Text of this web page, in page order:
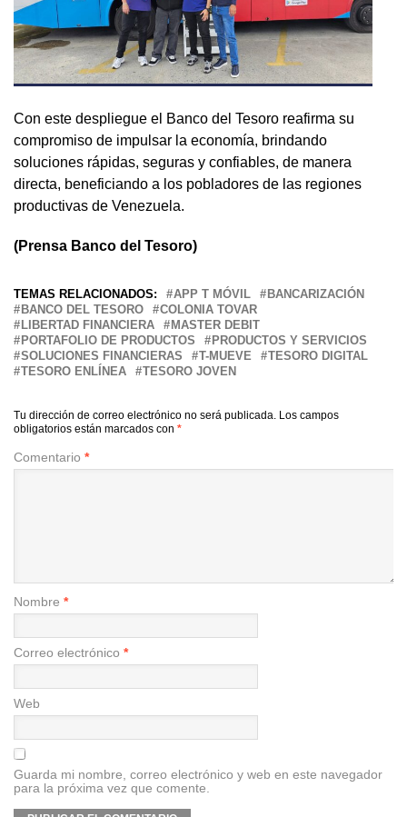
Con este despliegue el Banco del Tesoro reafirma su
compromiso de impulsar la economía, brindando
soluciones rápidas, seguras y confiables, de manera
directa, beneficiando a los pobladores de las regiones
productivas de Venezuela.
(Prensa Banco del Tesoro)
TEMAS RELACIONADOS: APP T MÓVIL
BANCARIZACIÓN
BANCO DEL TESORO
COLONIA TOVAR
LIBERTAD FINANCIERA
MASTER DEBIT
PORTAFOLIO DE PRODUCTOS
PRODUCTOS Y SERVICIOS
SOLUCIONES FINANCIERAS
T-MUEVE
TESORO DIGITAL
TESORO ENLÍNEA
TESORO JOVEN
Tu dirección de correo electrónico no será publicada. Los campos
obligatorios están marcados con *
Comentario *
Nombre *
Correo electrónico *
Web
Guarda mi nombre, correo electrónico y web en este navegador
para la próxima vez que comente.